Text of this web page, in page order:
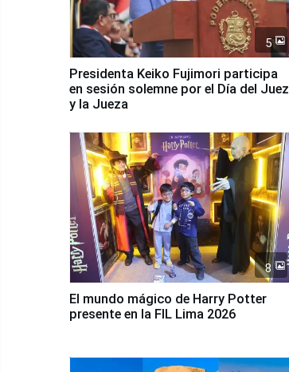
5
Presidenta Keiko Fujimori participa
en sesión solemne por el Día del Juez
y la Jueza
8
El mundo mágico de Harry Potter
presente en la FIL Lima 2026